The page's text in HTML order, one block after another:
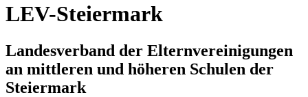
LEV-Steiermark
Landesverband der Elternvereinigungen
an mittleren und höheren Schulen der
Steiermark